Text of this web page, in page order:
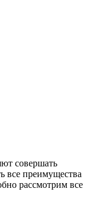
совершать
все преимущества
рассмотрим все